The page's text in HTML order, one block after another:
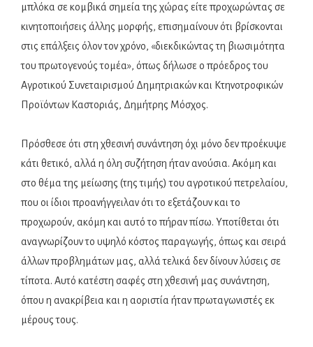
μπλόκα σε κομβικά σημεία της χώρας είτε προχωρώντας σε
κινητοποιήσεις άλλης μορφής, επισημαίνουν ότι βρίσκονται
στις επάλξεις όλον τον χρόνο, «διεκδικώντας τη βιωσιμότητα
του πρωτογενούς τομέα», όπως δήλωσε ο πρόεδρος του
Αγροτικού Συνεταιρισμού Δημητριακών και Κτηνοτροφικών
Προϊόντων Καστοριάς, Δημήτρης Μόσχος.
Πρόσθεσε ότι στη χθεσινή συνάντηση όχι μόνο δεν προέκυψε
κάτι θετικό, αλλά η όλη συζήτηση ήταν ανούσια. Ακόμη και
στο θέμα της μείωσης (της τιμής) του αγροτικού πετρελαίου,
που οι ίδιοι προανήγγειλαν ότι το εξετάζουν και το
προχωρούν, ακόμη και αυτό το πήραν πίσω. Υποτίθεται ότι
αναγνωρίζουν το υψηλό κόστος παραγωγής, όπως και σειρά
άλλων προβλημάτων μας, αλλά τελικά δεν δίνουν λύσεις σε
τίποτα. Αυτό κατέστη σαφές στη χθεσινή μας συνάντηση,
όπου η ανακρίβεια και η αοριστία ήταν πρωταγωνιστές εκ
μέρους τους.